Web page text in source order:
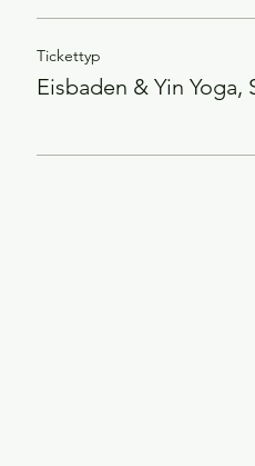
Tickettyp
Eisbaden & Yin Yoga,